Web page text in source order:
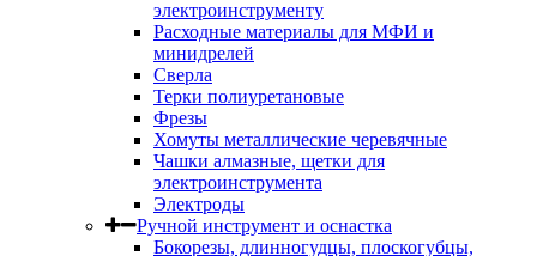
электроинструменту
Расходные материалы для МФИ и
минидрелей
Сверла
Терки полиуретановые
Фрезы
Хомуты металлические черевячные
Чашки алмазные, щетки для
электроинструмента
Электроды
Ручной инструмент и оснастка
Бокорезы, длинногудцы, плоскогубцы,